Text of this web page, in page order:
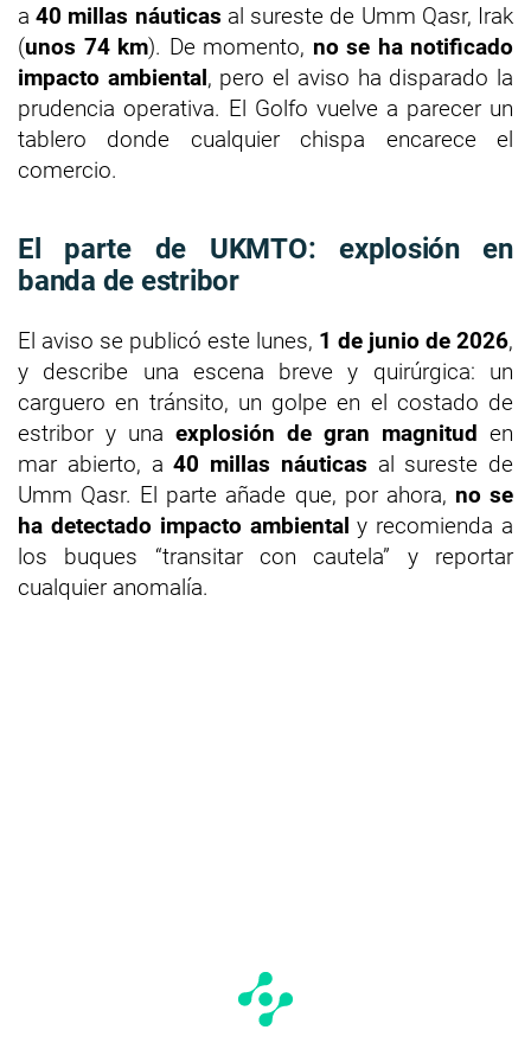
a40 millas náuticas al sureste de Umm Qasr, Irak
(unos 74 km). De momento, no se ha notificado
impacto ambiental, pero el aviso ha disparado la
prudencia operativa. El Golfo vuelve a parecer un
tablero donde cualquier chispa encarece el
comercio.
El parte de UKMTO: explosión en
banda de estribor
El aviso se publicó este lunes, 1 de junio de 2026,
y describe una escena breve y quirúrgica: un
carguero en tránsito, un golpe en el costado de
estribor y una explosión de gran magnitud en
mar abierto, a40 millas náuticas al sureste de
Umm Qasr. El parte añade que, por ahora, no se
ha detectado impacto ambiental y recomienda a
los buques “transitar con cautela” y reportar
cualquier anomalía.